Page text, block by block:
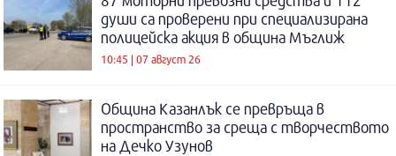
души са проверени при специализирана
полицейска акция в община Мъглиж
10:45 | 07 август 26
Община Казанлък се превръща в
пространство за среща с творчеството
на Дечко Узунов